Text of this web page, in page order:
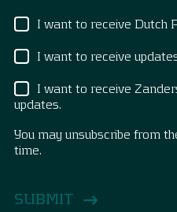
I want to receive Dutch
I want to receive
I want to receive
updates.
You may unsubscribe from
time.